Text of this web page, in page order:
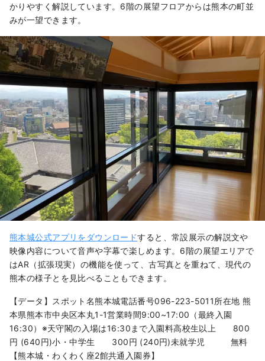
かりやすく解説しています。6階の展望フロアからは熊本の町並
みが一望できます。
熊本城公式アプリをダウンロードすると、常設展示の解説文や
映像内容について音声や字幕で楽しめます。6階の展望エリアで
はAR（拡張現実）の機能を使って、古写真とを重ねて、現代の
熊本の様子とを見比べることもできます。
【データ】スポット名熊本城電話番号096-223-5011所在地 熊
本県熊本市中央区本丸1-1営業時間9:00~17:00（最終入園
16:30）※天守閣の入場は16:30まで入園料高校生以上 800
円 (640円)小・中学生 300円 (240円)未就学児 無料
【熊本城・わくわく座2館共通入園券】